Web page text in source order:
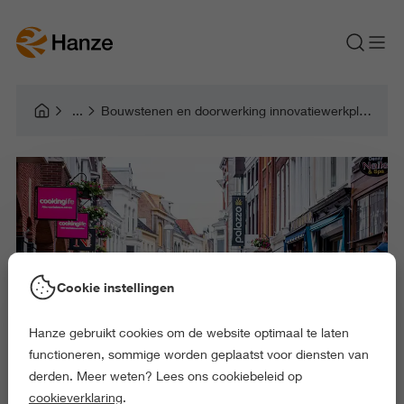
Bouwstenen en doorwerking innovatiewerkplaatsen WSDN
Cookie instellingen
Hanze gebruikt cookies om de website optimaal te laten
functioneren, sommige worden geplaatst voor diensten van
derden. Meer weten? Lees ons cookiebeleid op
cookieverklaring.